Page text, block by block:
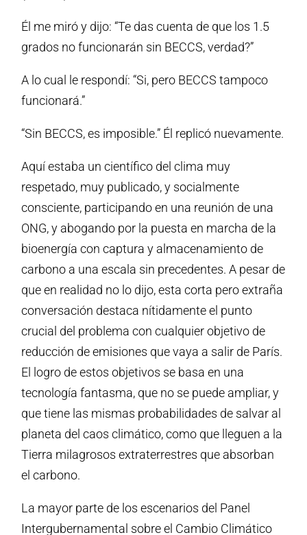
Él me miró y dijo: “Te das cuenta de que los 1.5
grados no funcionarán sin BECCS, verdad?”
A lo cual le respondí: “Si, pero BECCS tampoco
funcionará.”
“Sin BECCS, es imposible.” Él replicó nuevamente.
Aquí estaba un científico del clima muy
respetado, muy publicado, y socialmente
consciente, participando en una reunión de una
ONG, y abogando por la puesta en marcha de la
bioenergía con captura y almacenamiento de
carbono a una escala sin precedentes. A pesar de
que en realidad no lo dijo, esta corta pero extraña
conversación destaca nítidamente el punto
crucial del problema con cualquier objetivo de
reducción de emisiones que vaya a salir de París.
El logro de estos objetivos se basa en una
tecnología fantasma, que no se puede ampliar, y
que tiene las mismas probabilidades de salvar al
planeta del caos climático, como que lleguen a la
Tierra milagrosos extraterrestres que absorban
el carbono.
La mayor parte de los escenarios del Panel
Intergubernamental sobre el Cambio Climático